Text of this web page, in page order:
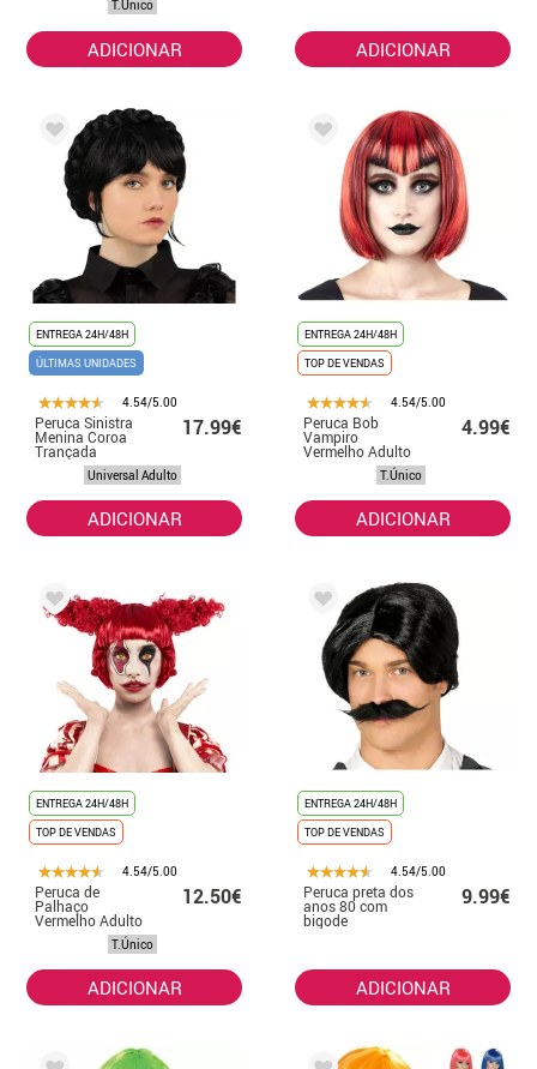
T.Único
ADICIONAR ADICIONAR
ENTREGA 24H/48H
ÚLTIMAS UNIDADES
4.54/5.00
Peruca Sinistra
Menina Coroa
Trançada
17.99€
Universal Adulto
ADICIONAR
ENTREGA 24H/48H
TOP DE VENDAS
4.54/5.00
Peruca Bob
Vampiro
Vermelho Adulto
4.99€
T.Único
ADICIONAR
ENTREGA 24H/48H
TOP DE VENDAS
4.54/5.00
Peruca de
Palhaço
Vermelho Adulto
12.50€
T.Único
ADICIONAR
ENTREGA 24H/48H
TOP DE VENDAS
4.54/5.00
Peruca preta dos
anos 80 com
bigode
9.99€
ADICIONAR